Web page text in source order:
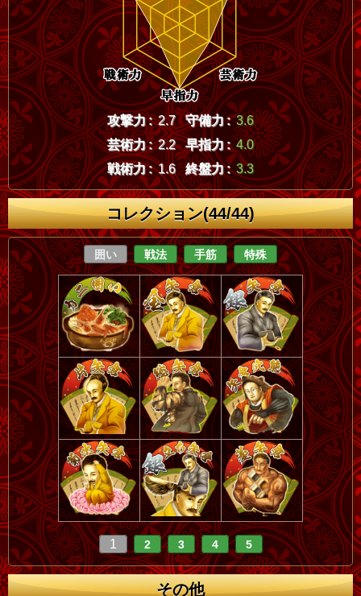
攻撃力 : 2.7 守備力 : 3.6
芸術力 : 2.2 早指力 : 4.0
戦術力 : 1.6 終盤力 : 3.3
コレクション(44/44)
囲い 戦法 手筋 特殊
1 2 3 4 5
その他